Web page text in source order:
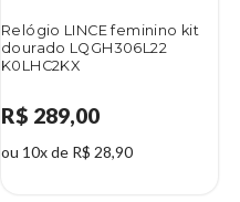
Relógio LINCE feminino kit
dourado LQGH306L22
K0LHC2KX
R$ 289,00
ou 10x de R$ 28,90